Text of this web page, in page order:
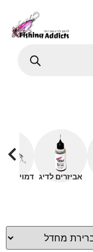
אביזרים לדיג דמויים